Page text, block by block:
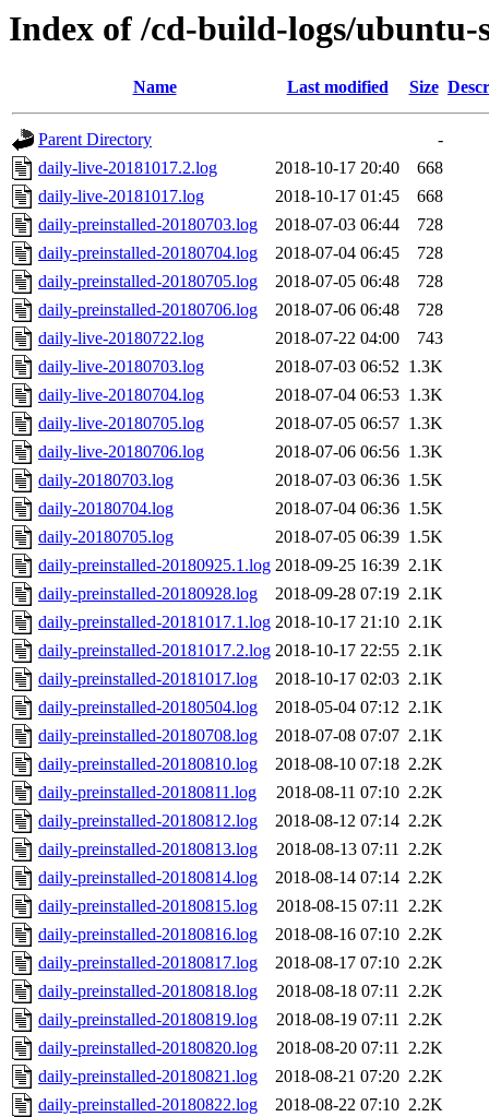
Index of /cd-build-logs/ubuntu-
Name Last modified Size
Parent Directory
-
daily-live-20181017.2.log
2018-10-17 20:40
668
daily-live-20181017.log
2018-10-17 01:45
668
daily-preinstalled-20180703.log
2018-07-03 06:44
728
daily-preinstalled-20180704.log
2018-07-04 06:45
728
daily-preinstalled-20180705.log
2018-07-05 06:48
728
daily-preinstalled-20180706.log
2018-07-06 06:48
728
daily-live-20180722.log
2018-07-22 04:00
743
daily-live-20180703.log
2018-07-03 06:52 1.3K
daily-live-20180704.log
2018-07-04 06:53 1.3K
daily-live-20180705.log
2018-07-05 06:57 1.3K
daily-live-20180706.log
2018-07-06 06:56 1.3K
daily-20180703.log
2018-07-03 06:36 1.5K
daily-20180704.log
2018-07-04 06:36 1.5K
daily-20180705.log
2018-07-05 06:39 1.5K
daily-preinstalled-20180925.1.log 2018-09-25 16:39 2.1K
daily-preinstalled-20180928.log
2018-09-28 07:19 2.1K
daily-preinstalled-20181017.1.log 2018-10-17 21:10 2.1K
daily-preinstalled-20181017.2.log 2018-10-17 22:55 2.1K
daily-preinstalled-20181017.log
2018-10-17 02:03 2.1K
daily-preinstalled-20180504.log
2018-05-04 07:12 2.1K
daily-preinstalled-20180708.log
2018-07-08 07:07 2.1K
daily-preinstalled-20180810.log
2018-08-10 07:18 2.2K
daily-preinstalled-20180811.log
2018-08-11 07:10 2.2K
daily-preinstalled-20180812.log
2018-08-12 07:14 2.2K
daily-preinstalled-20180813.log
2018-08-13 07:11 2.2K
daily-preinstalled-20180814.log
2018-08-14 07:14 2.2K
daily-preinstalled-20180815.log
2018-08-15 07:11 2.2K
daily-preinstalled-20180816.log
2018-08-16 07:10 2.2K
daily-preinstalled-20180817.log
2018-08-17 07:10 2.2K
daily-preinstalled-20180818.log
2018-08-18 07:11 2.2K
daily-preinstalled-20180819.log
2018-08-19 07:11 2.2K
daily-preinstalled-20180820.log
2018-08-20 07:11 2.2K
daily-preinstalled-20180821.log
2018-08-21 07:20 2.2K
daily-preinstalled-20180822.log
2018-08-22 07:10 2.2K